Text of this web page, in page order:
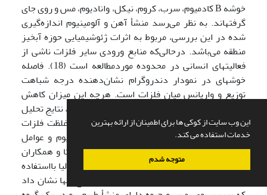
این وب سایت از کوکی ها برای اطمینان از ارائه بهترین
خدمات استفاده می کند.
متوجه شدم
خوشه B کادمیوم، سرب، کروم، نیکل، وانادیوم، مس و روی جای
گرفته­اند. به نظر می‌رسد منشأ آهن و آلومینیوم اندازه‌گیری
شده در این بررسی، مربوط به اثرات ژئوشیمیایی حوزه آبخیز
منطقه می‌باشد. درحالی‌که منابع ورودی سایر فلزات ناشی از
فعالیت­های انسانی در محدوده موردمطالعه است (18). فاصله
خوشه­ای در نمودار دندروگرام نشان‌دهنده درجه شباهت
توزیع و واریانس میان فلزات است. هرچه این میزان کاهش
یابد، میزان ارتباط معنی­دار خوشه­ها افزایش می‌یابد، نتایج تحلیل
خوشه­ای بر تأثیر فعالیت­های انسانی در تغییرات غلظت فلزات
سرب، وانادیوم، مس، کروم، روی، نیکل و کادمیوم و عوامل
طبیعی بر غلظت آلومینیوم و آهن تأکید دارد. مانتا و همکاران
(2002) منبع ورود برخی عناصر سنگین را در ایتالیا بااستفاده
از روش تحلیل خوشه­ای بررسی نمودند و نتایج آنها نشان داد